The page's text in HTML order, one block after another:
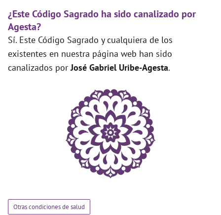
¿Este Código Sagrado ha sido canalizado por
Agesta?
Sí. Este Código Sagrado y cualquiera de los
existentes en nuestra página web han sido
canalizados porJosé Gabriel Uribe-Agesta.
Otras condiciones de salud